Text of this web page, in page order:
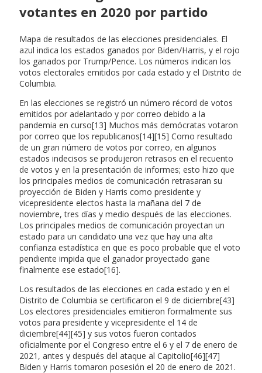
votantes en 2020 por partido
Mapa de resultados de las elecciones presidenciales. El
azul indica los estados ganados por Biden/Harris, y el rojo
los ganados por Trump/Pence. Los números indican los
votos electorales emitidos por cada estado y el Distrito de
Columbia.
En las elecciones se registró un número récord de votos
emitidos por adelantado y por correo debido a la
pandemia en curso[13] Muchos más demócratas votaron
por correo que los republicanos[14][15] Como resultado
de un gran número de votos por correo, en algunos
estados indecisos se produjeron retrasos en el recuento
de votos y en la presentación de informes; esto hizo que
los principales medios de comunicación retrasaran su
proyección de Biden y Harris como presidente y
vicepresidente electos hasta la mañana del 7 de
noviembre, tres días y medio después de las elecciones.
Los principales medios de comunicación proyectan un
estado para un candidato una vez que hay una alta
confianza estadística en que es poco probable que el voto
pendiente impida que el ganador proyectado gane
finalmente ese estado[16].
Los resultados de las elecciones en cada estado y en el
Distrito de Columbia se certificaron el 9 de diciembre[43]
Los electores presidenciales emitieron formalmente sus
votos para presidente y vicepresidente el 14 de
diciembre[44][45] y sus votos fueron contados
oficialmente por el Congreso entre el 6 y el 7 de enero de
2021, antes y después del ataque al Capitolio[46][47]
Biden y Harris tomaron posesión el 20 de enero de 2021.